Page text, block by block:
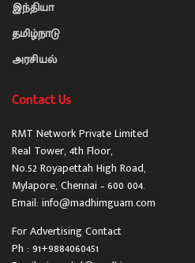
இந்தியா
தமிழ்நாடு
அரசியல்
Contact Us
RMT Network Private Limited
Real Tower, 4th Floor,
No.52 Royapettah High Road,
Mylapore, Chennai – 600 004.
Email: info@madhimguam.com
For Advertising Contact
Ph : 91+9884060451